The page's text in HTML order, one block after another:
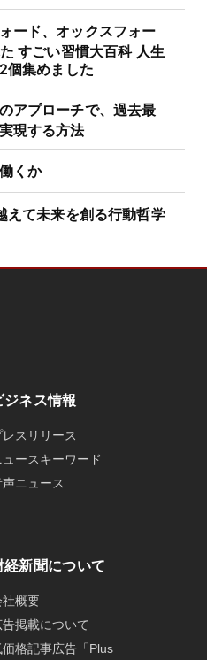
ード、オックスフォー
すごい習慣大百科 人生
個集めました
アプローチで、過去最
現する方法
くか
えて未来を創る行動哲学
ジネス情報
レスリリース
ュースキーワード
声ニュース
経新聞について
社概要
告掲載について
価格記事広告「Plus